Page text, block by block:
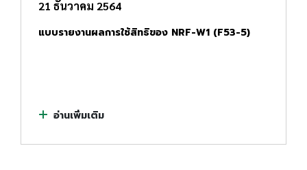
21 ธันวาคม 2564
แบบรายงานผลการใช้สิทธิของ NRF-W1 (F53-5)
อ่านเพิ่มเติม